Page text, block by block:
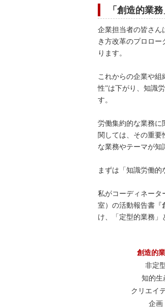
「創造的業
企業担当者の皆さ
き方改革のプロロ
ります。
これからの企業や組
性”は下がり、知識
す。
労働集約的な業務に
関しては、その重要
な業務やテーマが知
まずは「知識労働的
私がコーディネー
室）の活動報告書『
け、「定型的業務」
創造的
非定
知的生
クリエイ
企画